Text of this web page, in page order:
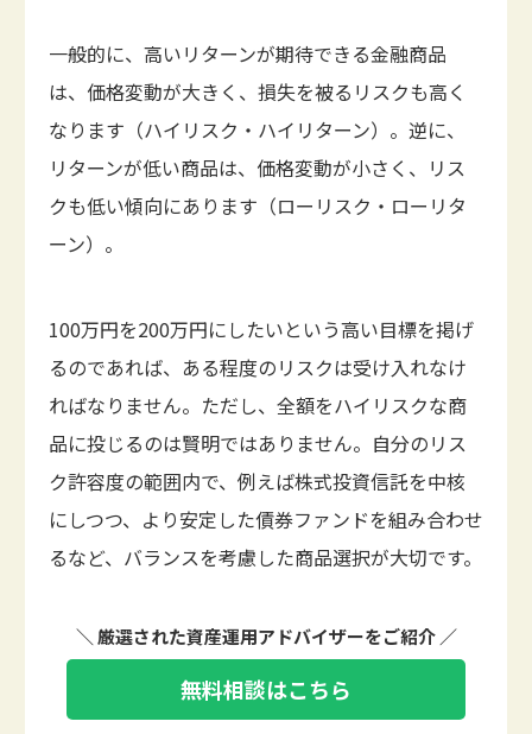
一般的に、高いリターンが期待できる金融商品
は、価格変動が大きく、損失を被るリスクも高く
なります（ハイリスク・ハイリターン）。逆に、
リターンが低い商品は、価格変動が小さく、リス
クも低い傾向にあります（ローリスク・ローリタ
ーン）。
100万円を200万円にしたいという高い目標を掲げ
るのであれば、ある程度のリスクは受け入れなけ
ればなりません。ただし、全額をハイリスクな商
品に投じるのは賢明ではありません。自分のリス
ク許容度の範囲内で、例えば株式投資信託を中核
にしつつ、より安定した債券ファンドを組み合わせ
るなど、バランスを考慮した商品選択が大切です。
＼ 厳選された資産運用アドバイザーをご紹介 ／
無料相談はこちら